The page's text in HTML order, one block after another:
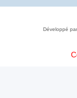
Développé